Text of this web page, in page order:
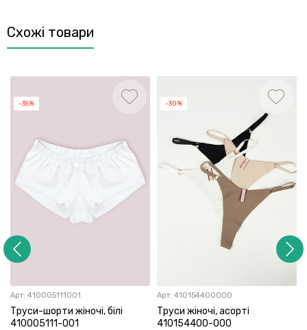
Схожі товари
-35%
Арт: 410005111001
Труси-шорти жіночі, білі
410005111-001
-30%
Арт: 410154400000
Труси жіночі, асорті
410154400-000